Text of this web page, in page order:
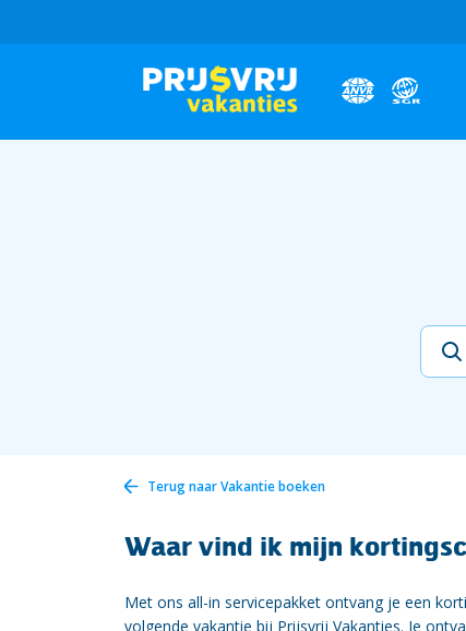
Terug naarVakantie boeken
Waar vind ik mijn
Met ons all-in servicepakket ontvang je een
volgende vakantie bij Prijsvrij Vakanties. Je